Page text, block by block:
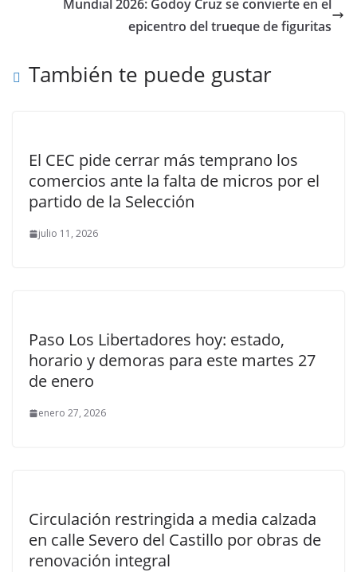
Mundial 2026: Godoy Cruz se convierte en el
epicentro del trueque de figuritas
También te puede gustar
El CEC pide cerrar más temprano los
comercios ante la falta de micros por el
partido de la Selección
julio 11, 2026
Paso Los Libertadores hoy: estado,
horario y demoras para este martes 27
de enero
enero 27, 2026
Circulación restringida a media calzada
en calle Severo del Castillo por obras de
renovación integral